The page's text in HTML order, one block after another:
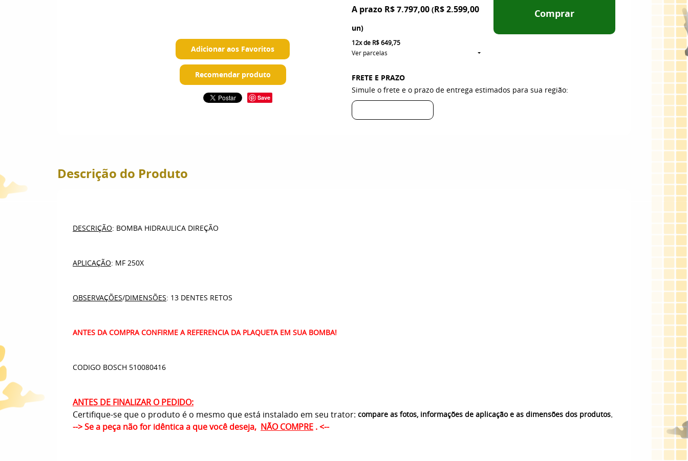
Adicionar aos Favoritos
Recomendar produto
Save
R$ 7.797,00 (R$ 2.599,00
un)
12xde R$ 649,75
Ver parcelas
Comprar
FRETE E PRAZO
Simule o frete e o prazo de entrega estimados para sua região:
Descrição do Produto
DESCRIÇÃO: BOMBA HIDRAULICA DIREÇÃO
APLICAÇÃO: MF 250X
OBSERVAÇÕES/DIMENSÕES: 13 DENTES RETOS
ANTES DA COMPRA CONFIRME A REFERENCIA DA PLAQUETA EM SUA BOMBA!
CODIGO BOSCH 510080416
ANTES DE FINALIZAR O PEDIDO:
Certifique-se que o produto é o mesmo que está instalado em seu trator: compare as fotos, informações de aplicação e as dimensões dos produtos.
--> Se a peça não for idêntica a que você deseja, NÃO COMPRE . <--